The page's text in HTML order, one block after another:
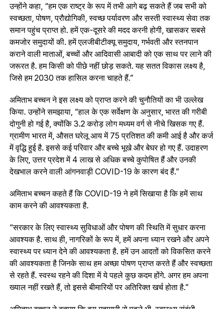
उन्होंने कहा, “हम एक राष्ट्र के रूप में तभी आगे बढ़ सकते हैं जब सभी को
स्वच्छता, पोषण, प्रौद्योगिकी, स्वच्छ पर्यावरण और सस्ती स्वास्थ्य सेवा तक
समान पहुंच प्राप्त हो. हमें एक-दूसरे की मदद करनी होगी, खासकर सबसे
कमजोर समुदायों की. हमें एलजीबीटीक्यू समुदाय, गर्भवती और स्तनपान
कराने वाली माताओं, बच्चों और आदिवासी आबादी को एक साथ पर लाने की
जरूरत है. हम किसी को पीछे नहीं छोड़ सकते. यह सतत विकास लक्ष्य है,
जिसे हम 2030 तक हासिल करना चाहते हैं.”
अमिताभ बच्चन ने इस लक्ष्य को प्राप्त करने की चुनौतियों का भी उल्लेख
किया. उन्होंने समझाया, “हाल के एक सर्वेक्षण के अनुसार, भारत की गरीबी
दोगुनी हो गई है, क्योंकि 3.2 करोड़ लोग मध्यम वर्ग से नीचे खिसक गए हैं.
ग्रामीण भारत में, औसत घरेलू आय में 75 प्रतिशत की कमी आई है और कर्ज
में वृद्धि हुई है. इससे कई परिवार और बच्चे भूखे और बेघर हो गए हैं. उदाहरण
के लिए, उत्तर प्रदेश में 4 लाख से अधिक बच्चे कुपोषित हैं और उनकी
देखभाल करने वाली आंगनवाड़ी COVID-19 के कारण बंद हैं.”
अमिताभ बच्चन कहते हैं कि COVID-19 ने हमें सिखाया है कि हमें साथ
काम करने की आवश्यकता है.
“सरकार के लिए स्वास्थ्य सुविधाओं और पोषण की स्थिति में सुधार करना
आवश्यक है. साथ ही, नागरिकों के रूप में, हमें अपना ध्यान रखने और अपने
स्वास्थ्य पर ध्यान देने की आवश्यकता है. हमें उन आदतों को विकसित करने
की आवश्यकता है जिनके साथ हम अच्छा पोषण प्राप्त करते हैं और स्वच्छता
से रहते हैं. स्वस्थ रहने की दिशा में ये पहले कुछ कदम होंगे. अगर हम अपना
ख्याल नहीं रखते हैं, तो इससे बीमारियों पर अतिरिक्त खर्च होता है.”